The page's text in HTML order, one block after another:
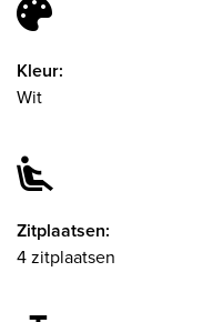
Kleur:
Wit
Zitplaatsen:
4 zitplaatsen